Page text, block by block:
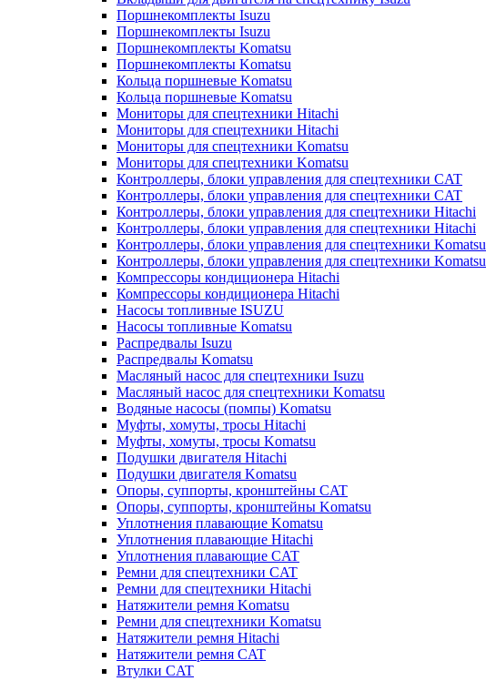
Поршнекомплекты Isuzu
Поршнекомплекты Isuzu
Поршнекомплекты Komatsu
Поршнекомплекты Komatsu
Кольца поршневые Komatsu
Кольца поршневые Komatsu
Мониторы для спецтехники Hitachi
Мониторы для спецтехники Hitachi
Мониторы для спецтехники Komatsu
Мониторы для спецтехники Komatsu
Контроллеры, блоки управления для спецтехники CAT
Контроллеры, блоки управления для спецтехники CAT
Контроллеры, блоки управления для спецтехники Hitachi
Контроллеры, блоки управления для спецтехники Hitachi
Контроллеры, блоки управления для спецтехники Komatsu
Контроллеры, блоки управления для спецтехники Komatsu
Компрессоры кондиционера Hitachi
Компрессоры кондиционера Hitachi
Насосы топливные ISUZU
Насосы топливные Komatsu
Распредвалы Isuzu
Распредвалы Komatsu
Масляный насос для спецтехники Isuzu
Масляный насос для спецтехники Komatsu
Водяные насосы (помпы) Komatsu
Муфты, хомуты, тросы Hitachi
Муфты, хомуты, тросы Komatsu
Подушки двигателя Hitachi
Подушки двигателя Komatsu
Опоры, суппорты, кронштейны CAT
Опоры, суппорты, кронштейны Komatsu
Уплотнения плавающие Komatsu
Уплотнения плавающие Hitachi
Уплотнения плавающие CAT
Ремни для спецтехники CAT
Ремни для спецтехники Hitachi
Натяжители ремня Komatsu
Ремни для спецтехники Komatsu
Натяжители ремня Hitachi
Натяжители ремня CAT
Втулки CAT